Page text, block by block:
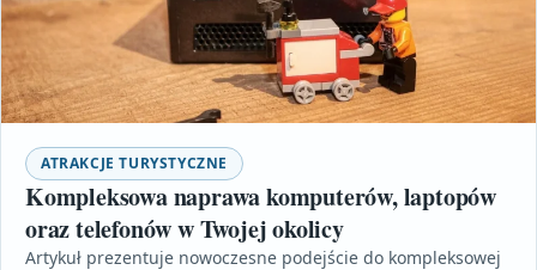
ATRAKCJE TURYSTYCZNE
Kompleksowa naprawa komputerów, laptopów
oraz telefonów w Twojej okolicy
Artykuł prezentuje nowoczesne podejście do kompleksowej